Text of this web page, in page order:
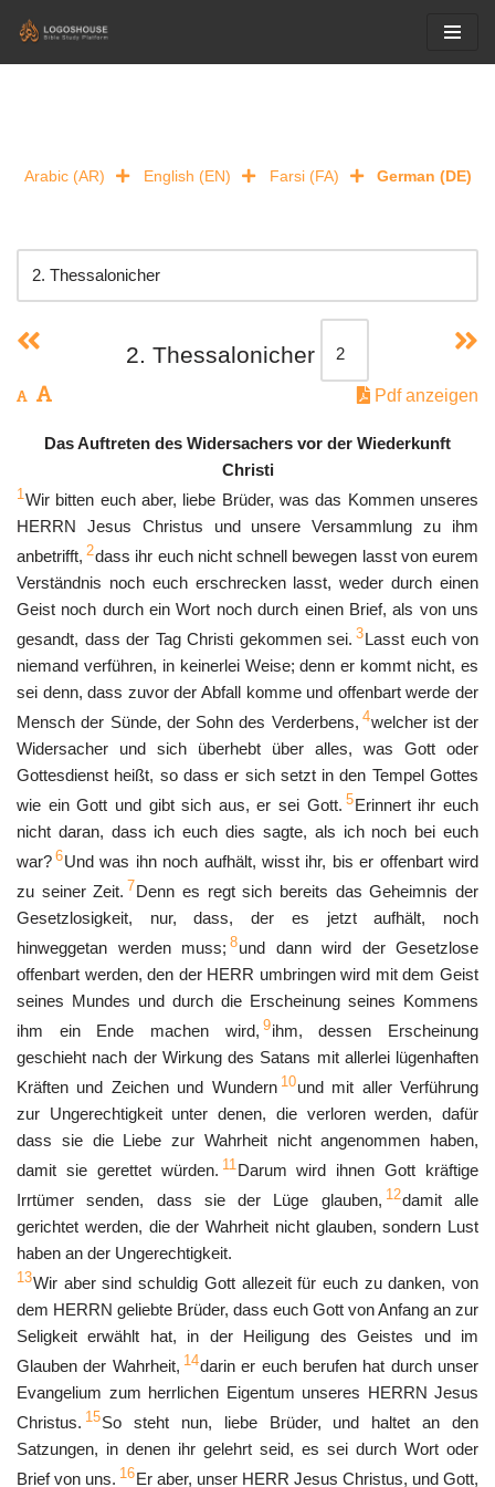
Arabic (AR) English (EN) Farsi (FA) German (DE)
2. Thessalonicher
Pdf anzeigen
Das Auftreten des Widersachers vor der Wiederkunft
Christi
1Wir bitten euch aber, liebe Brüder, was das Kommen unseres
HERRN Jesus Christus und unsere Versammlung zu ihm
anbetrifft, 2dass ihr euch nicht schnell bewegen lasst von eurem
Verständnis noch euch erschrecken lasst, weder durch einen
Geist noch durch ein Wort noch durch einen Brief, als von uns
gesandt, dass der Tag Christi gekommen sei. 3Lasst euch von
niemand verführen, in keinerlei Weise; denn er kommt nicht, es
sei denn, dass zuvor der Abfall komme und offenbart werde der
Mensch der Sünde, der Sohn des Verderbens, 4welcher ist der
Widersacher und sich überhebt über alles, was Gott oder
Gottesdienst heißt, so dass er sich setzt in den Tempel Gottes
wie ein Gott und gibt sich aus, er sei Gott. 5Erinnert ihr euch
nicht daran, dass ich euch dies sagte, als ich noch bei euch
war? 6Und was ihn noch aufhält, wisst ihr, bis er offenbart wird
zu seiner Zeit. 7Denn es regt sich bereits das Geheimnis der
Gesetzlosigkeit, nur, dass, der es jetzt aufhält, noch
hinweggetan werden muss; 8und dann wird der Gesetzlose
offenbart werden, den der HERR umbringen wird mit dem Geist
seines Mundes und durch die Erscheinung seines Kommens
ihm ein Ende machen wird, 9ihm, dessen Erscheinung
geschieht nach der Wirkung des Satans mit allerlei lügenhaften
Kräften und Zeichen und Wundern 10und mit aller Verführung
zur Ungerechtigkeit unter denen, die verloren werden, dafür
dass sie die Liebe zur Wahrheit nicht angenommen haben,
damit sie gerettet würden. 11Darum wird ihnen Gott kräftige
Irrtümer senden, dass sie der Lüge glauben, 12damit alle
gerichtet werden, die der Wahrheit nicht glauben, sondern Lust
haben an der Ungerechtigkeit.
13Wir aber sind schuldig Gott allezeit für euch zu danken, von
dem HERRN geliebte Brüder, dass euch Gott von Anfang an zur
Seligkeit erwählt hat, in der Heiligung des Geistes und im
Glauben der Wahrheit, 14darin er euch berufen hat durch unser
Evangelium zum herrlichen Eigentum unseres HERRN Jesus
Christus. 15So steht nun, liebe Brüder, und haltet an den
Satzungen, in denen ihr gelehrt seid, es sei durch Wort oder
Brief von uns. 16Er aber, unser HERR Jesus Christus, und Gott,